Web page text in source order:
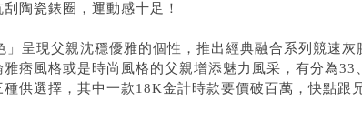
陶瓷錶圈，運動感十足！
呈現父親沈穩優雅的個性，推出經典融合系列競速灰
雅痞風格或是時尚風格的父親增添魅力風采，有分為33
種供選擇，其中一款18K金計時款要價破百萬，快點跟